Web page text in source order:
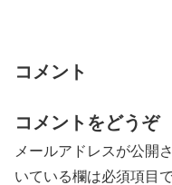
コメント
コメントをどうぞ
メールアドレスが公開
いている欄は必須項目